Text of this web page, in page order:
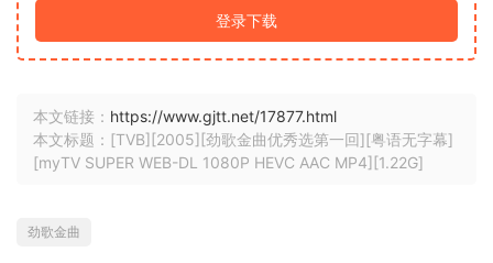
登录下载
本文链接： https://www.gjtt.net/17877.html
本文标题：[TVB][2005][劲歌金曲优秀选第一回][粤语无字幕]
[myTV SUPER WEB-DL 1080P HEVC AAC MP4][1.22G]
劲歌金曲